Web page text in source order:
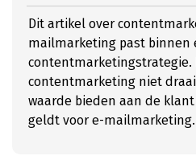
Dit artikel over
mailmarketing past binnen
contentmarketing niet
waarde bieden aan de
geldt voor e-mailmarketing.